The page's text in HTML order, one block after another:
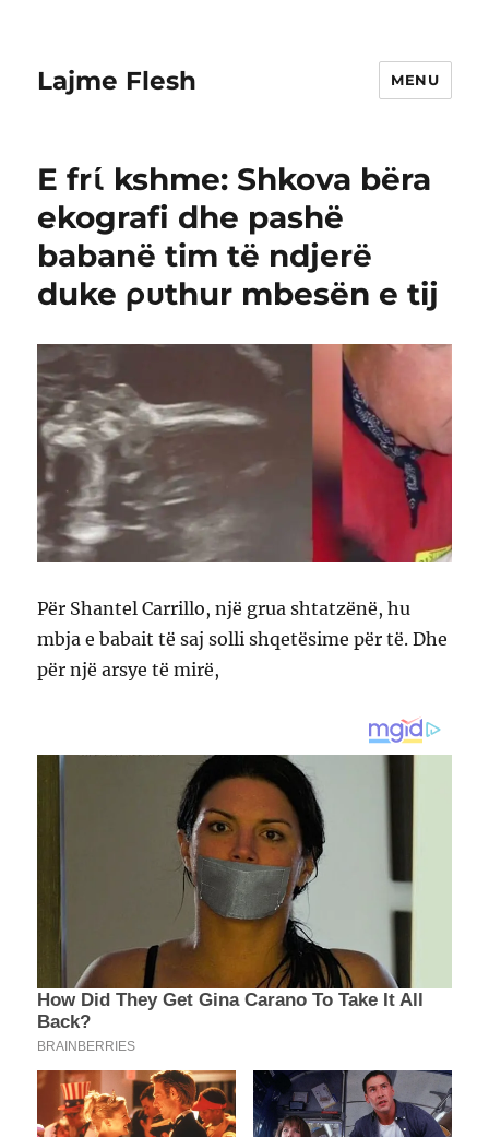
Lajme Flesh MENU
E frί kshme: Shkova bëra
ekografi dhe pashë
babanë tim të ndjerë
duke ρυthur mbesën e tij
Për Shantel Carrillo, një grua shtatzënë, hu
mbja e babait të saj solli shqetësime për të. Dhe
për një arsye të mirë,